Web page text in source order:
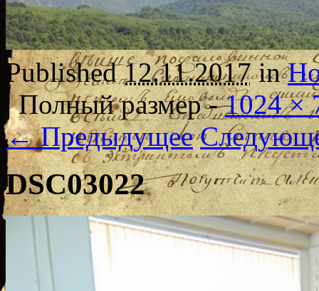
Published12.11.2017in
|Полный размер -1024 ×
← Предыдущее
DSC03022